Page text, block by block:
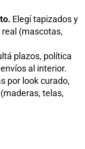
Elegí tapizados y
(mascotas,
plazos, política
al interior.
por look curado,
telas,